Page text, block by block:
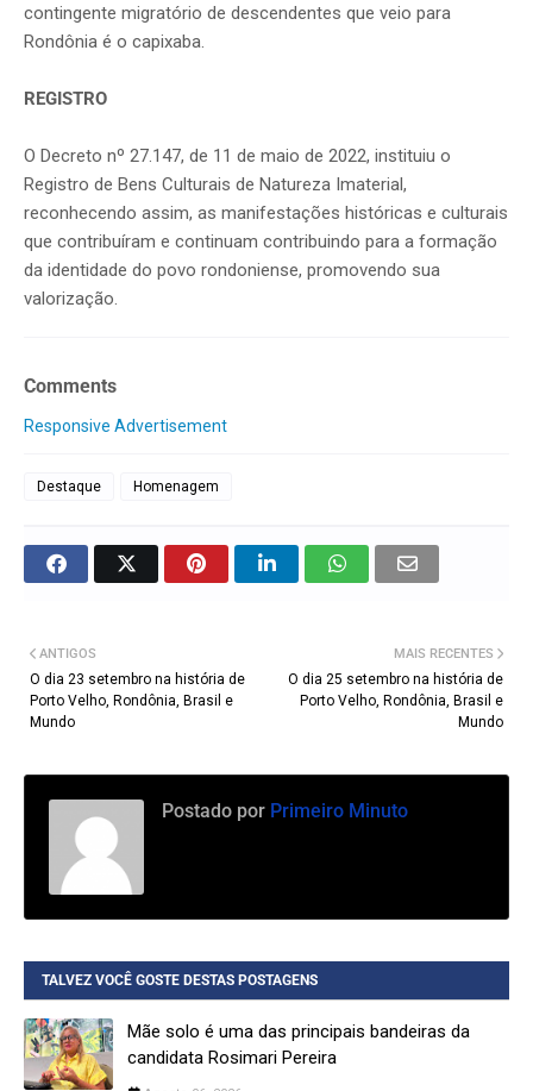
contingente migratório de descendentes que veio para
Rondônia é o capixaba.
REGISTRO
O Decreto nº 27.147, de 11 de maio de 2022, instituiu o
Registro de Bens Culturais de Natureza Imaterial,
reconhecendo assim, as manifestações históricas e culturais
que contribuíram e continuam contribuindo para a formação
da identidade do povo rondoniense, promovendo sua
valorização.
Comments
Responsive Advertisement
Destaque Homenagem
MAIS RECENTES
O dia 25 setembro na história de
Porto Velho, Rondônia, Brasil e
Mundo
ANTIGOS
O dia 23 setembro na história de
Porto Velho, Rondônia, Brasil e
Mundo
Postado por Primeiro Minuto
TALVEZ VOCÊ GOSTE DESTAS POSTAGENS
Mãe solo é uma das principais bandeiras da
candidata Rosimari Pereira